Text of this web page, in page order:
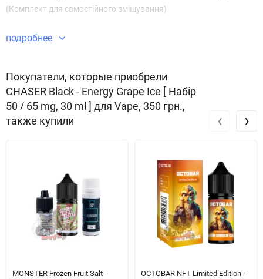
(Комплект для самостійного змішування)
подробнее
Покупатели, которые приобрели
CHASER Black - Energy Grape Ice [ Набір
50 / 65 mg, 30 ml ] для Vape, 350 грн.,
также купили
MONSTER Frozen Fruit Salt -
OCTOBAR NFT Limited Edition -
‹ ›